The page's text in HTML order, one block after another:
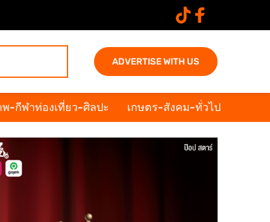
ADVERTISE WITH US
-กีฬาท่องเที่ยว-ศิลปะ เกษตร-สังคม-ทั่วไป